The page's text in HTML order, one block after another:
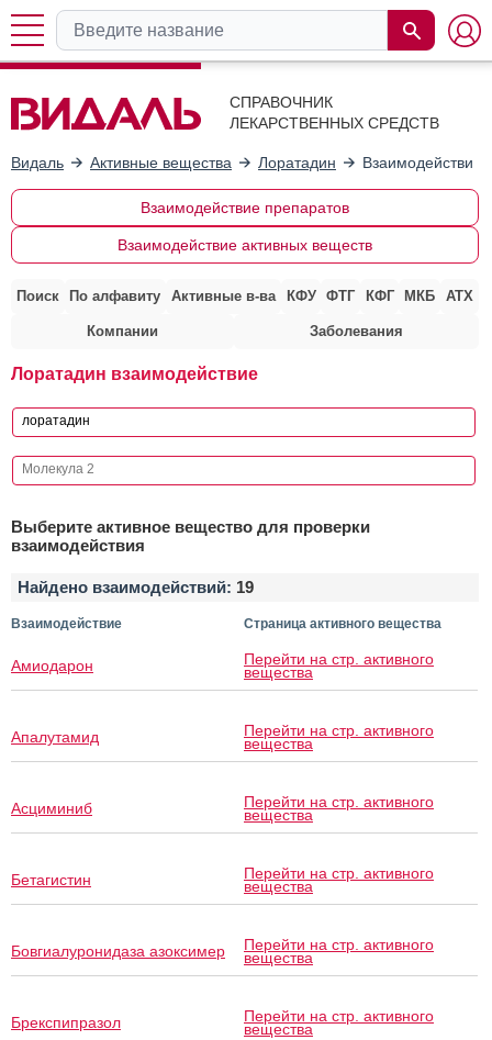
СПРАВОЧНИК
ЛЕКАРСТВЕННЫХ СРЕДСТВ
Видаль Активные вещества Лоратадин Взаимодействие
Взаимодействие препаратов
Взаимодействие активных веществ
Поиск По алфавиту Активные в-ва КФУ ФТГ КФГ МКБ АТХ
Компании Заболевания
Лоратадин взаимодействие
Выберите активное вещество для проверки
взаимодействия
Найдено взаимодействий: 19
Взаимодействие Страница активного вещества
Амиодарон Перейти на стр. активного
вещества
Апалутамид Перейти на стр. активного
вещества
Асциминиб Перейти на стр. активного
вещества
Бетагистин Перейти на стр. активного
вещества
Бовгиалуронидаза азоксимер Перейти на стр. активного
вещества
Брекспипразол Перейти на стр. активного
вещества